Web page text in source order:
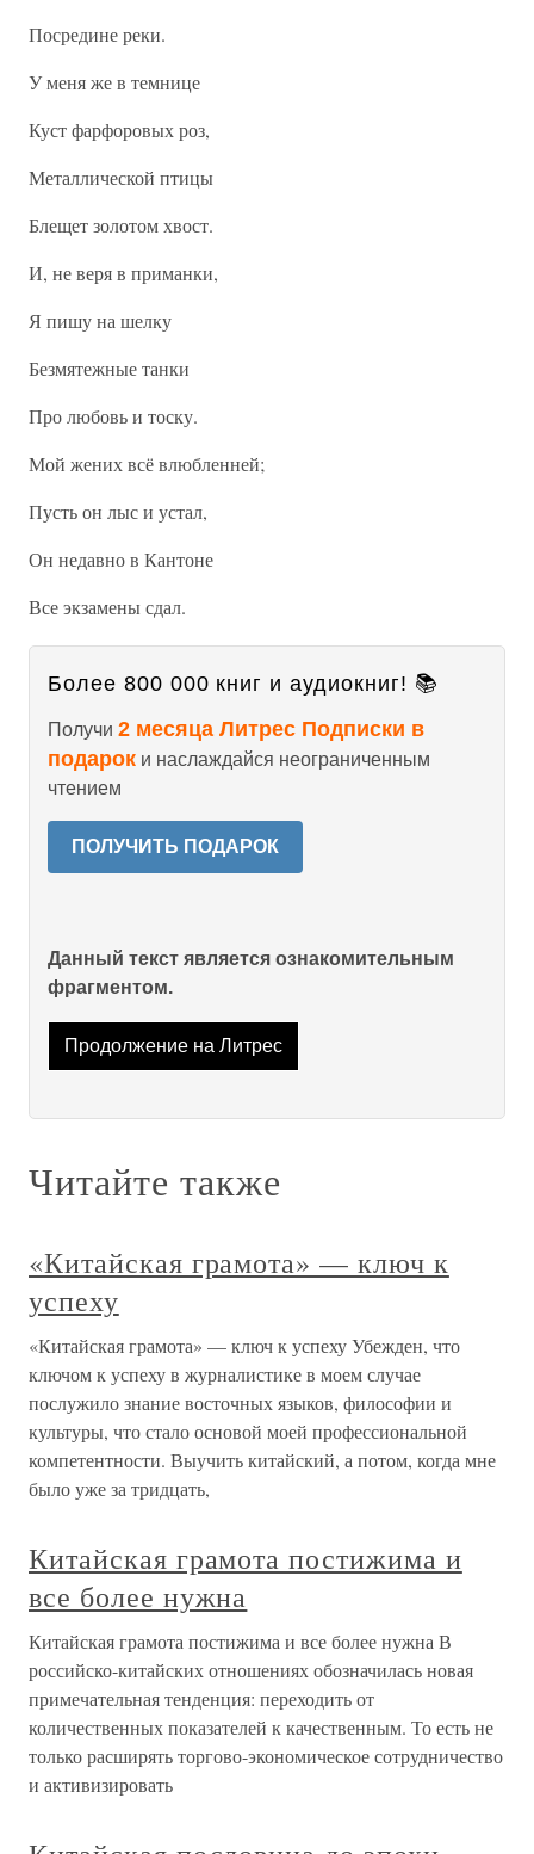
Посредине реки.
У меня же в темнице
Куст фарфоровых роз,
Металлической птицы
Блещет золотом хвост.
И, не веря в приманки,
Я пишу на шелку
Безмятежные танки
Про любовь и тоску.
Мой жених всё влюбленней;
Пусть он лыс и устал,
Он недавно в Кантоне
Все экзамены сдал.
Более 800 000 книг и аудиокниг! 📚
Получи 2 месяца Литрес Подписки в
подарок и наслаждайся неограниченным
чтением
ПОЛУЧИТЬ ПОДАРОК
Данный текст является ознакомительным
фрагментом.
Продолжение на Литрес
Читайте также
«Китайская грамота» — ключ к
успеху
«Китайская грамота» — ключ к успеху Убежден, что
ключом к успеху в журналистике в моем случае
послужило знание восточных языков, философии и
культуры, что стало основой моей профессиональной
компетентности. Выучить китайский, а потом, когда мне
было уже за тридцать,
Китайская грамота постижима и
все более нужна
Китайская грамота постижима и все более нужна В
российско-китайских отношениях обозначилась новая
примечательная тенденция: переходить от
количественных показателей к качественным. То есть не
только расширять торгово-экономическое сотрудничество
и активизировать